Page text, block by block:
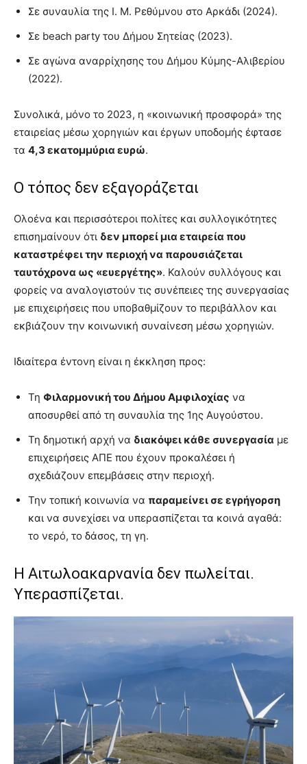
Σε συναυλία της Ι. Μ. Ρεθύμνου στο Αρκάδι (2024).
Σε beach party του Δήμου Σητείας (2023).
Σε αγώνα αναρρίχησης του Δήμου Κύμης-Αλιβερίου
(2022).
Συνολικά, μόνο το 2023, η «κοινωνική προσφορά» της
εταιρείας μέσω χορηγιών και έργων υποδομής έφτασε
τα 4,3 εκατομμύρια ευρώ.
Ο τόπος δεν εξαγοράζεται
Ολοένα και περισσότεροι πολίτες και συλλογικότητες
επισημαίνουν ότι δεν μπορεί μια εταιρεία που
καταστρέφει την περιοχή να παρουσιάζεται
ταυτόχρονα ως «ευεργέτης». Καλούν συλλόγους και
φορείς να αναλογιστούν τις συνέπειες της συνεργασίας
με επιχειρήσεις που υποβαθμίζουν το περιβάλλον και
εκβιάζουν την κοινωνική συναίνεση μέσω χορηγιών.
Ιδιαίτερα έντονη είναι η έκκληση προς:
Τη Φιλαρμονική του Δήμου Αμφιλοχίας να
αποσυρθεί από τη συναυλία της 1ης Αυγούστου.
Τη δημοτική αρχή να διακόψει κάθε συνεργασία με
επιχειρήσεις ΑΠΕ που έχουν προκαλέσει ή
σχεδιάζουν επεμβάσεις στην περιοχή.
Την τοπική κοινωνία να παραμείνει σε εγρήγορση
και να συνεχίσει να υπερασπίζεται τα κοινά αγαθά:
το νερό, το δάσος, τη γη.
Η Αιτωλοακαρνανία δεν πωλείται.
Υπερασπίζεται.